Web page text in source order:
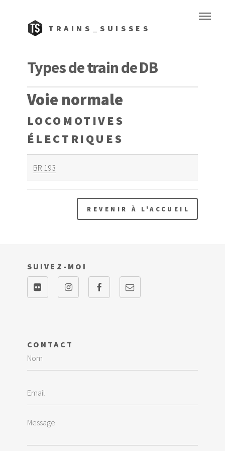
TRAINS_SUISSES
Types de train de DB
Voie normale
LOCOMOTIVES
ÉLECTRIQUES
BR 193
REVENIR À L'ACCUEIL
CONTACT
SUIVEZ-MOI